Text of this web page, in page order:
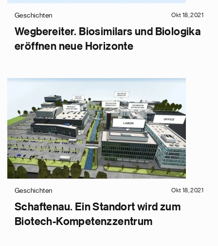
Geschichten Okt 18, 2021
Wegbereiter. Biosimilars und Biologika
eröffnen neue Horizonte
Geschichten Okt 18, 2021
Schaftenau. Ein Standort wird zum
Biotech-Kompetenzzentrum